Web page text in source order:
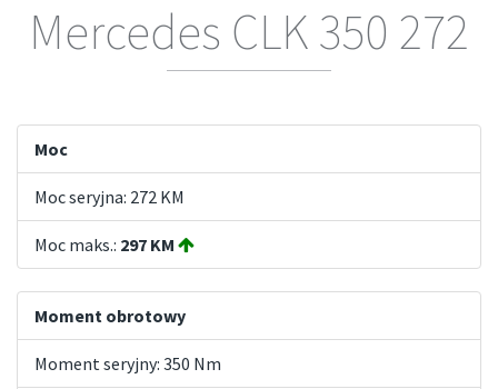
Mercedes CLK 350 272
Moc
Moc seryjna: 272 KM
Moc maks.: 297 KM
Moment obrotowy
Moment seryjny: 350 Nm